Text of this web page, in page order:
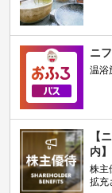
ニ
温浴
【
内】
株主
拡充